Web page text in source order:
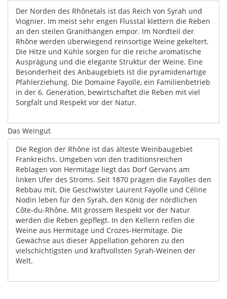
Der Norden des Rhônetals ist das Reich von Syrah und
Viognier. Im meist sehr engen Flusstal klettern die Reben
an den steilen Granithängen empor. Im Nordteil der
Rhône werden überwiegend reinsortige Weine gekeltert.
Die Hitze und Kühle sorgen für die reiche aromatische
Ausprägung und die elegante Struktur der Weine. Eine
Besonderheit des Anbaugebiets ist die pyramidenartige
Pfahlerziehung. Die Domaine Fayolle, ein Familienbetrieb
in der 6. Generation, bewirtschaftet die Reben mit viel
Sorgfalt und Respekt vor der Natur.
Das Weingut
Die Region der Rhône ist das älteste Weinbaugebiet
Frankreichs. Umgeben von den traditionsreichen
Reblagen von Hermitage liegt das Dorf Gervans am
linken Ufer des Stroms. Seit 1870 prägen die Fayolles den
Rebbau mit. Die Geschwister Laurent Fayolle und Céline
Nodin leben für den Syrah, den König der nördlichen
Côte-du-Rhône. Mit grossem Respekt vor der Natur
werden die Reben gepflegt. In den Kellern reifen die
Weine aus Hermitage und Crozes-Hermitage. Die
Gewächse aus dieser Appellation gehören zu den
vielschichtigsten und kraftvollsten Syrah-Weinen der
Welt.